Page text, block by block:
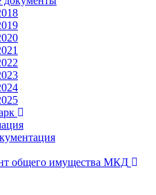
общего имущества МКД